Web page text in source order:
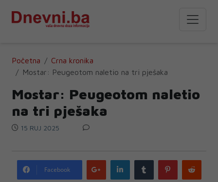
Početna
Crna kronika
Mostar: Peugeotom naletio na tri pješaka
Mostar: Peugeotom naletio
na tri pješaka
15 RUJ 2025
Facebook
Google
plus
LinkedIn Tumblr Pinterest